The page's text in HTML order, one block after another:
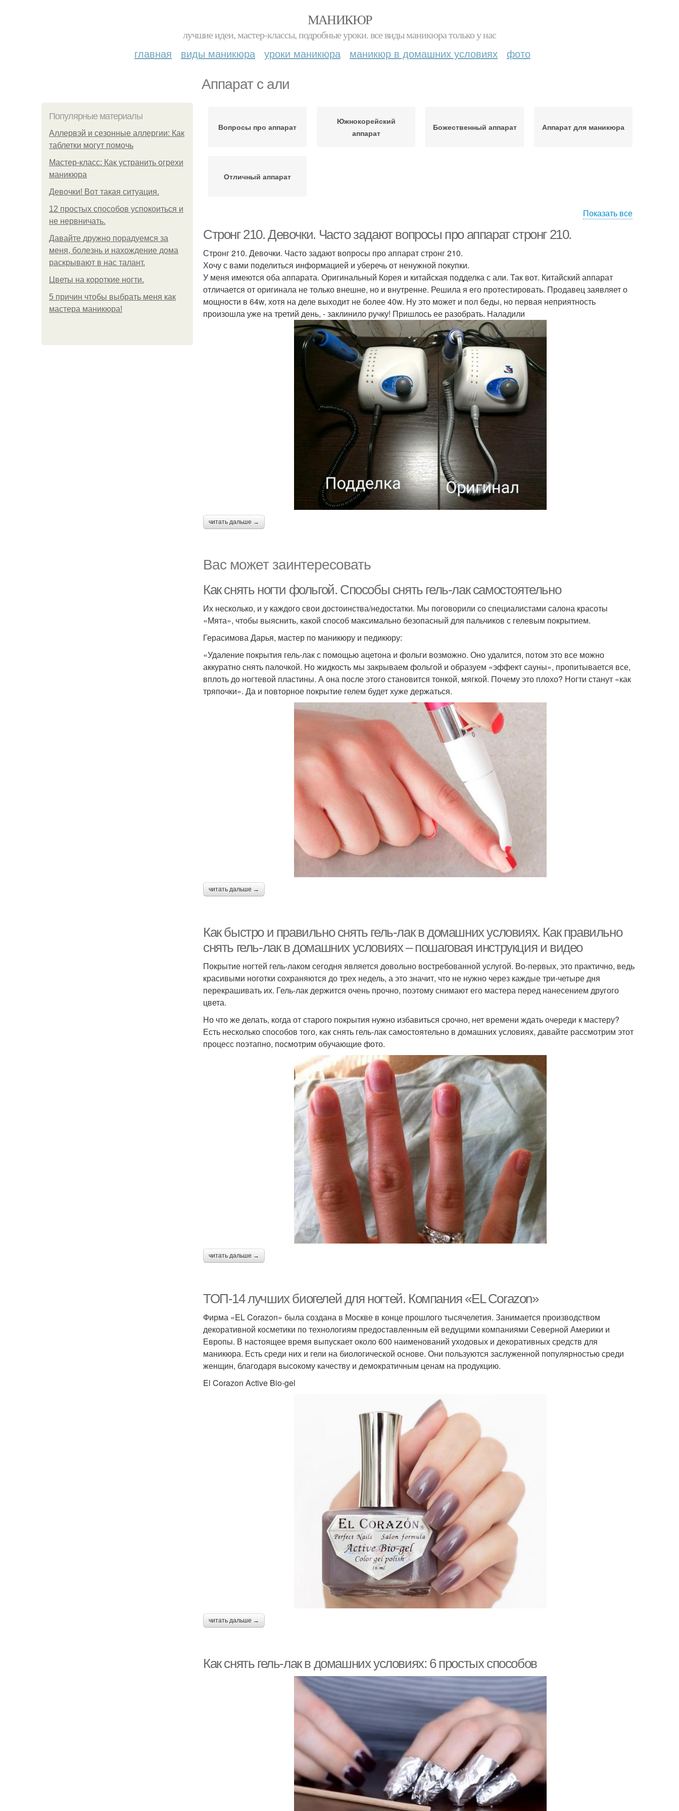
МАНИКЮР
лучшие идеи, мастер-классы, подробные уроки. все виды маникюра только у нас
главная виды маникюра уроки маникюра маникюр в домашних условиях фото
Аппарат с али
Популярные материалы
Аллервэй и сезонные аллергии: Как
таблетки могут помочь
Мастер-класс: Как устранить огрехи
маникюра
Девочки! Вот такая ситуация.
12 простых способов успокоиться и
не нервничать.
Давайте дружно порадуемся за
меня, болезнь и нахождение дома
раскрывают в нас талант.
Цветы на короткие ногти.
5 причин чтобы выбрать меня как
мастера маникюра!
Вопросы про аппарат
Южнокорейский
аппарат
Божественный аппарат Аппарат для маникюра
Отличный аппарат
Показать все
Стронг 210. Девочки. Часто задают вопросы про аппарат стронг 210.
Стронг 210. Девочки. Часто задают вопросы про аппарат стронг 210.
Хочу с вами поделиться информацией и уберечь от ненужной покупки.
У меня имеются оба аппарата. Оригинальный Корея и китайская подделка с али. Так вот. Китайский аппарат
отличается от оригинала не только внешне, но и внутренне. Решила я его протестировать. Продавец заявляет о
мощности в 64w, хотя на деле выходит не более 40w. Ну это может и пол беды, но первая неприятность
произошла уже на третий день, - заклинило ручку! Пришлось ее разобрать. Наладили
читать дальше →
Вас может заинтересовать
Как снять ногти фольгой. Способы снять гель-лак самостоятельно
Их несколько, и у каждого свои достоинства/недостатки. Мы поговорили со специалистами салона красоты
«Мята», чтобы выяснить, какой способ максимально безопасный для пальчиков с гелевым покрытием.
Герасимова Дарья, мастер по маникюру и педикюру:
«Удаление покрытия гель-лак с помощью ацетона и фольги возможно. Оно удалится, потом это все можно
аккуратно снять палочкой. Но жидкость мы закрываем фольгой и образуем «эффект сауны», пропитывается все,
вплоть до ногтевой пластины. А она после этого становится тонкой, мягкой. Почему это плохо? Ногти станут «как
тряпочки». Да и повторное покрытие гелем будет хуже держаться.
читать дальше →
Как быстро и правильно снять гель-лак в домашних условиях. Как правильно
снять гель-лак в домашних условиях – пошаговая инструкция и видео
Покрытие ногтей гель-лаком сегодня является довольно востребованной услугой. Во-первых, это практично, ведь
красивыми ноготки сохраняются до трех недель, а это значит, что не нужно через каждые три-четыре дня
перекрашивать их. Гель-лак держится очень прочно, поэтому снимают его мастера перед нанесением другого
цвета.
Но что же делать, когда от старого покрытия нужно избавиться срочно, нет времени ждать очереди к мастеру?
Есть несколько способов того, как снять гель-лак самостоятельно в домашних условиях, давайте рассмотрим этот
процесс поэтапно, посмотрим обучающие фото.
читать дальше →
ТОП-14 лучших биогелей для ногтей. Компания «EL Corazon»
Фирма «EL Corazon» была создана в Москве в конце прошлого тысячелетия. Занимается производством
декоративной косметики по технологиям предоставленным ей ведущими компаниями Северной Америки и
Европы. В настоящее время выпускает около 600 наименований уходовых и декоративных средств для
маникюра. Есть среди них и гели на биологической основе. Они пользуются заслуженной популярностью среди
женщин, благодаря высокому качеству и демократичным ценам на продукцию.
El Corazon Active Bio-gel
читать дальше →
Как снять гель-лак в домашних условиях: 6 простых способов